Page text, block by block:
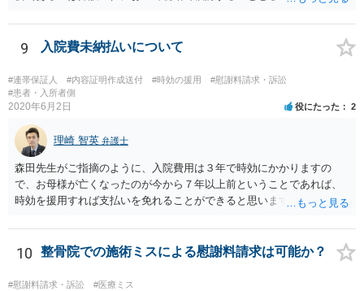
医師意見聴取などが考えられるかと思います。それらを踏まえてクリ
ニック側の過失を肯定できそうであれば、クリニックに対して具体的
9 入院費未納払いについて
#連帯保証人 #内容証明作成送付 #時効の援用
#慰謝料請求・訴訟
#患者・入所者側
2020年6月2日 役にたった 2
理崎 智英 弁護士
森田先生がご指摘のように、入院費用は３年で時効にかかりますの
で、お母様が亡くなったのが今から７年以上前ということであれば、
時効を援用すれば支払いを免れることができると思います。 そのた
容証明郵便を送るようにしてください。
10 整骨院での施術ミスによる慰謝料請求は可能か？
#慰謝料請求・訴訟 #医療ミス